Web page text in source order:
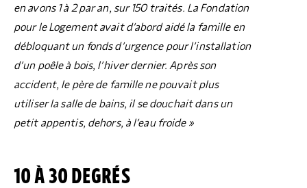
en avons 1 à 2 par an, sur 150 traités. La Fondation
pour le Logement avait d’abord aidé la famille en
débloquant un fonds d’urgence pour l’installation
d’un poêle à bois, l’hiver dernier. Après son
accident, le père de famille ne pouvait plus
utiliser la salle de bains, il se douchait dans un
petit appentis, dehors, à l’eau froide »
10 À 30 DEGRÉS